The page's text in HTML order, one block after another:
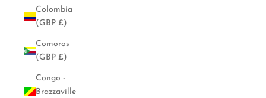
Colombia
(GBP £)
Comoros
(GBP £)
Congo -
Brazzaville